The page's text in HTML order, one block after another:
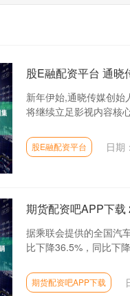
股E融配资平台 通晓
新年伊始,通晓传媒创始
将继续立足影视内容核
股E融配资平台 日期
期货配资吧APP下
据乘联会提供的全国汽
比下降36.5%，同比下
期货配资吧APP下载